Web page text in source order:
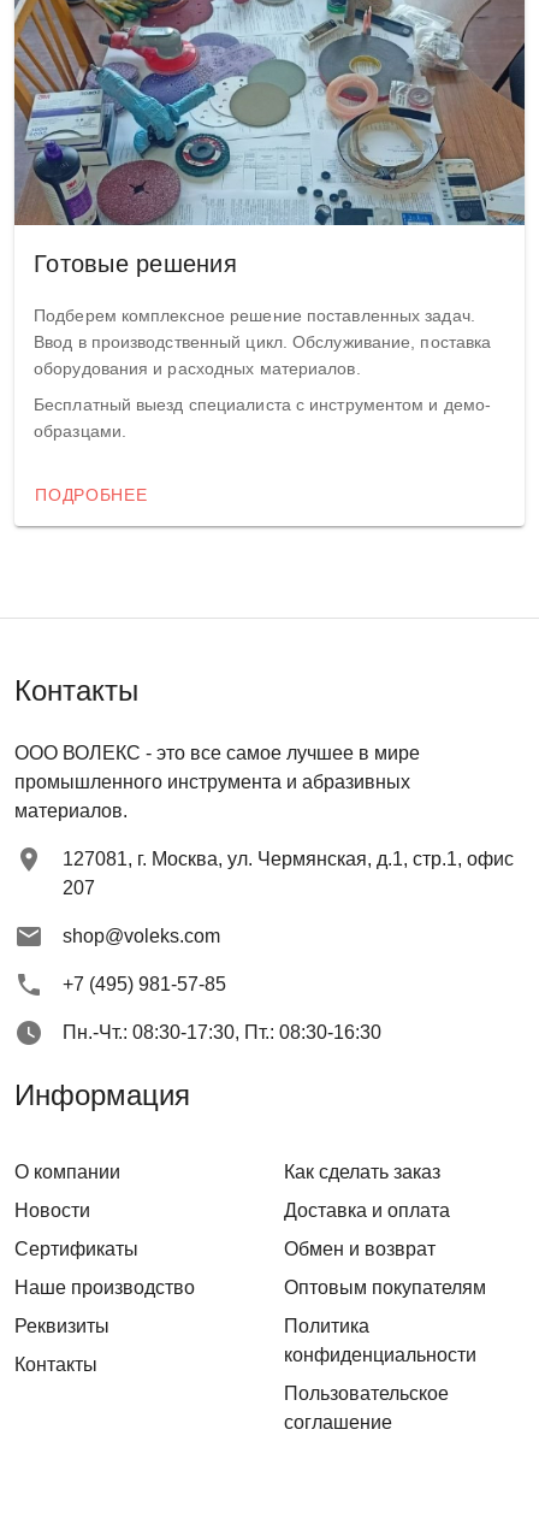
Готовые решения
Подберем комплексное решение поставленных задач.
Ввод в производственный цикл. Обслуживание, поставка
оборудования и расходных материалов.
Бесплатный выезд специалиста с инструментом и демо-
образцами.
ПОДРОБНЕЕ
Контакты
ООО ВОЛЕКС - это все самое лучшее в мире
промышленного инструмента и абразивных
материалов.
127081, г. Москва, ул. Чермянская, д.1, стр.1, офис
207
shop@voleks.com
+7 (495) 981-57-85
Пн.-Чт.: 08:30-17:30, Пт.: 08:30-16:30
Информация
О компании
Новости
Сертификаты
Наше производство
Реквизиты
Контакты
Как сделать заказ
Доставка и оплата
Обмен и возврат
Оптовым покупателям
Политика
конфиденциальности
Пользовательское
соглашение